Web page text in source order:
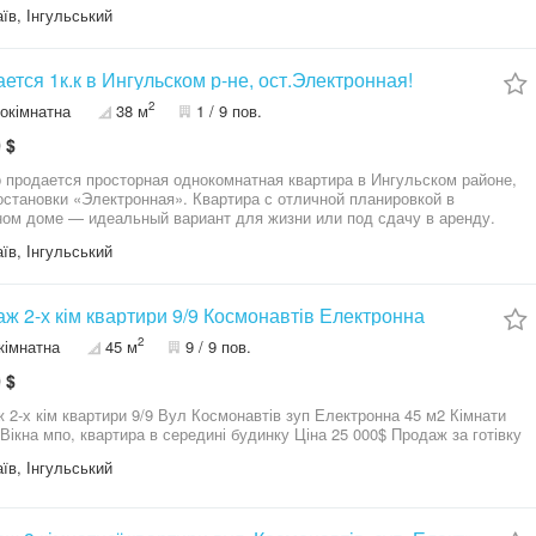
Інгульський
1к.к в Ингульском р-не, ост.Электронная!
38 м2 1 / 9 пов.
$
просторная однокомнатная квартира в Ингульском районе,
«Электронная». Квартира с отличной планировкой в
доме — идеальный вариант для жизни или под сдачу в аренду.
Этаж: 1 из 9. Высокий цоколь! Окна расположены высоко от
Совмещенный, для подогрева воды установлен
бойлер.Гардеробная: Есть вместительная кладовка, которую можно
в современную гардеробную.Балкон: застеклен столяркой.
Обычное жилое / под ремонт. Квартира чистая, без посторонних
Вы не переплачиваете за чужой б/у ремонт, а можете сразу сделать
себя. Ухоженный двор, есть место где поставить машину. Двор с
площадкой. Рядом с домом детский сад, школа, остановки
транспорта, магазины, супермаркеты, рынок. Звоните в любое
для Вас время, договоримся о просмотре!
Інгульський
2-х кім квартири 9/9 Космонавтів Електронна
45 м2 9 / 9 пов.
$
х кім квартири 9/9 Вул Космонавтів зуп Електронна 45 м2 Кімнати
окремі Вікна мпо, квартира в середині будинку Ціна 25 000$ Продаж за готівку
Інгульський